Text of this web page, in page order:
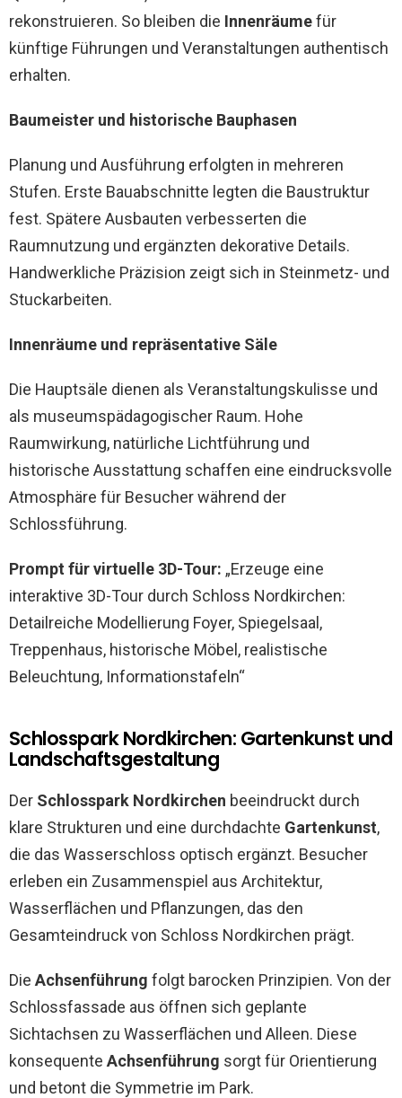
rekonstruieren. So bleiben die Innenräumefür
künftige Führungen und Veranstaltungen authentisch
erhalten.
Baumeister und historische Bauphasen
Planung und Ausführung erfolgten in mehreren
Stufen. Erste Bauabschnitte legten die Baustruktur
fest. Spätere Ausbauten verbesserten die
Raumnutzung und ergänzten dekorative Details.
Handwerkliche Präzision zeigt sich in Steinmetz- und
Stuckarbeiten.
Innenräume und repräsentative Säle
Die Hauptsäle dienen als Veranstaltungskulisse und
als museumspädagogischer Raum. Hohe
Raumwirkung, natürliche Lichtführung und
historische Ausstattung schaffen eine eindrucksvolle
Atmosphäre für Besucher während der
Schlossführung.
Prompt für virtuelle 3D-Tour: „Erzeuge eine
interaktive 3D-Tour durch Schloss Nordkirchen:
Detailreiche Modellierung Foyer, Spiegelsaal,
Treppenhaus, historische Möbel, realistische
Beleuchtung, Informationstafeln“
Schlosspark Nordkirchen: Gartenkunst und
Landschaftsgestaltung
Der Schlosspark Nordkirchen beeindruckt durch
klare Strukturen und eine durchdachte Gartenkunst,
die das Wasserschloss optisch ergänzt. Besucher
erleben ein Zusammenspiel aus Architektur,
Wasserflächen und Pflanzungen, das den
Gesamteindruck von Schloss Nordkirchen prägt.
Die Achsenführung folgt barocken Prinzipien. Von der
Schlossfassade aus öffnen sich geplante
Sichtachsen zu Wasserflächen und Alleen. Diese
konsequente Achsenführung sorgt für Orientierung
und betont die Symmetrie im Park.